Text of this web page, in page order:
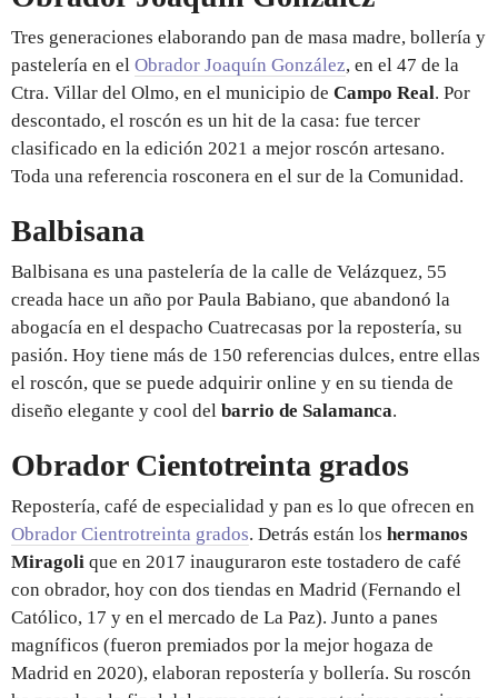
Tres generaciones elaborando pan de masa madre, bollería y
pastelería en el Obrador Joaquín González, en el 47 de la
Ctra. Villar del Olmo, en el municipio de Campo Real. Por
descontado, el roscón es un hit de la casa: fue tercer
clasificado en la edición 2021 a mejor roscón artesano.
Toda una referencia rosconera en el sur de la Comunidad.
Balbisana
Balbisana es una pastelería de la calle de Velázquez, 55
creada hace un año por Paula Babiano, que abandonó la
abogacía en el despacho Cuatrecasas por la repostería, su
pasión. Hoy tiene más de 150 referencias dulces, entre ellas
el roscón, que se puede adquirir online y en su tienda de
diseño elegante y cool del barrio de Salamanca.
Obrador Cientotreinta grados
Repostería, café de especialidad y pan es lo que ofrecen en
Obrador Cientrotreinta grados. Detrás están los hermanos
Miragoli que en 2017 inauguraron este tostadero de café
con obrador, hoy con dos tiendas en Madrid (Fernando el
Católico, 17 y en el mercado de La Paz). Junto a panes
magníficos (fueron premiados por la mejor hogaza de
Madrid en 2020), elaboran repostería y bollería. Su roscón